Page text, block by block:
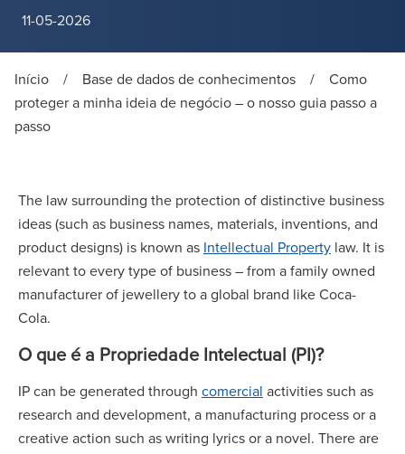
11-05-2026
Início / Base de dados de conhecimentos /
Como
proteger a minha ideia de negócio – o nosso guia passo a
passo
The law surrounding the protection of distinctive business
ideas (such as business names, materials, inventions, and
product designs) is known as Intellectual Property law. It is
relevant to every type of business – from a family owned
manufacturer of jewellery to a global brand like Coca-
Cola.
O que é a Propriedade Intelectual (PI)?
IP can be generated through comercial activities such as
research and development, a manufacturing process or a
creative action such as writing lyrics or a novel. There are